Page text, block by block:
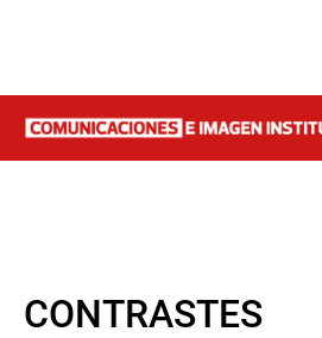
CONTRASTES